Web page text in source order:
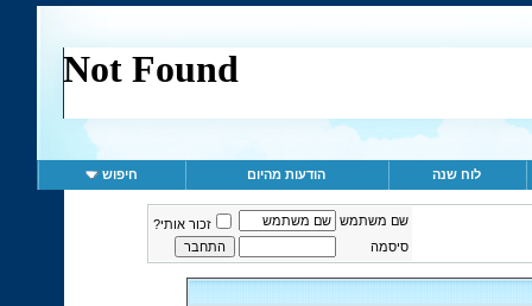
לוח שנה הודעות מהיום חיפוש
שם משתמש
זכור אותי?
סיסמה